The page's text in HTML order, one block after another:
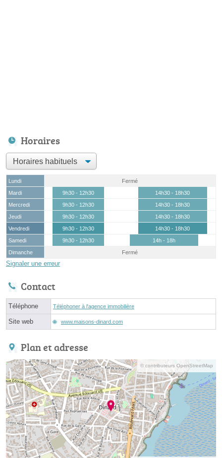
Horaires
Lundi
Fermé
Mardi
9h30 - 12h30
14h30 - 18h30
Mercredi
9h30 - 12h30
14h30 - 18h30
Jeudi
9h30 - 12h30
14h30 - 18h30
Vendredi
9h30 - 12h30
14h30 - 18h30
Samedi
9h30 - 12h30
14h - 18h
Dimanche
Fermé
Signaler une erreur
Contact
Téléphone Téléphoner à l'agence immobilière
Site web www.maisons-dinard.com
Plan et adresse
© contributeurs OpenStreetMap